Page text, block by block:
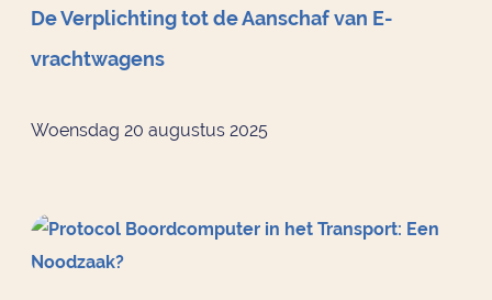
De Verplichting tot de Aanschaf van E-
vrachtwagens
Woensdag 20 augustus 2025